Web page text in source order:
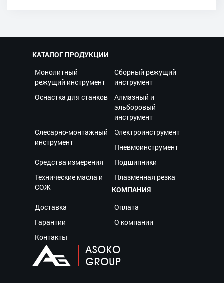
КАТАЛОГ ПРОДУКЦИИ
Монолитный
режущий инструмент
Сборный режущий
инструмент
Оснастка для станков
Алмазный и
эльборовый
инструмент
Слесарно-монтажный
инструмент
Электроинструмент
Пневмоинструмент
Средства измерения
Подшипники
Технические масла и
СОЖ
Плазменная резка
КОМПАНИЯ
Доставка
Оплата
Гарантии
О компании
Контакты